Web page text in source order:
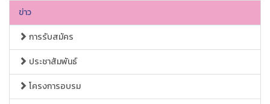
ข่าว
การรับสมัคร
ประชาสัมพันธ์
โครงการอบรม